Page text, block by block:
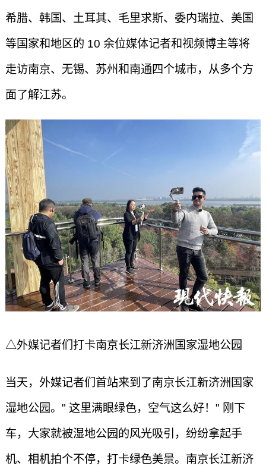
希腊、韩国、土耳其、毛里求斯、委内瑞拉、美国
等国家和地区的 10 余位媒体记者和视频博主等将
走访南京、无锡、苏州和南通四个城市，从多个方
面了解江苏。
△外媒记者们打卡南京长江新济洲国家湿地公园
当天，外媒记者们首站来到了南京长江新济洲国家
湿地公园。" 这里满眼绿色，空气这么好！" 刚下
车，大家就被湿地公园的风光吸引，纷纷拿起手
机、相机拍个不停，打卡绿色美景。南京长江新济